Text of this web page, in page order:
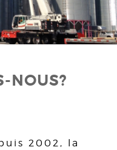
NOUS?
2002, la